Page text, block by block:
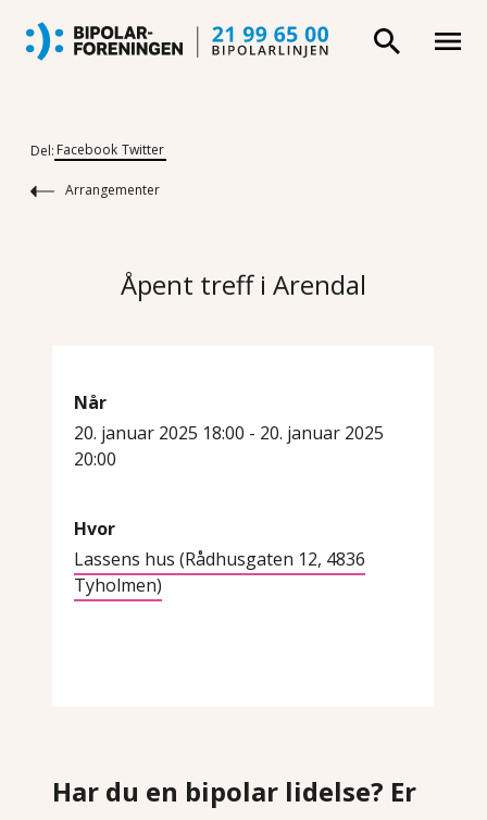
Del: Facebook Twitter
Arrangementer
Åpent treff i Arendal
Når
20. januar 2025 18:00 - 20. januar 2025
20:00
Hvor
Lassens hus (Rådhusgaten 12, 4836
Tyholmen)
Har du en bipolar lidelse? Er